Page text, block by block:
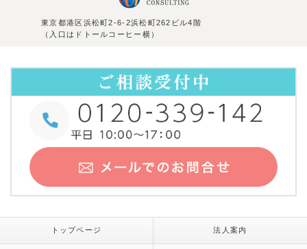
東京都港区浜松町2-6-2浜松町262ビル4階
（入口はドトールコーヒー横）
トップページ 法人案内